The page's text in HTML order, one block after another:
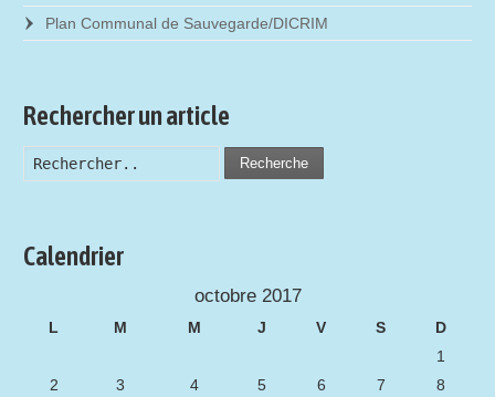
Plan Communal de Sauvegarde/DICRIM
Rechercher un article
Recherche
Calendrier
octobre 2017
L M M J V S
D
1
2
3 4 5 6 7 8